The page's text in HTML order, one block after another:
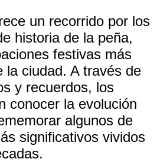
un recorrido por los
historia de la peña,
festivas más
la ciudad. A través de
y recuerdos, los
conocer la evolución
algunos de
significativos vividos